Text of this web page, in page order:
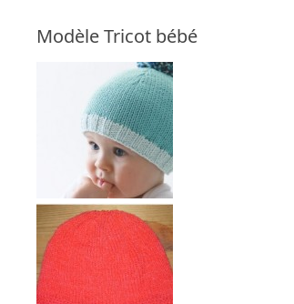
Modèle Tricot bébé